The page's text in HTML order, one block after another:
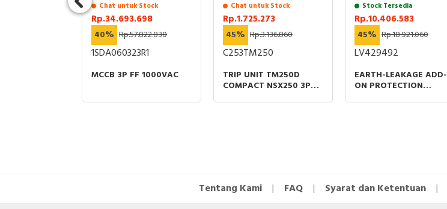
Chat untuk Stock
Rp.34.693.698
40% Rp.57.822.830
1SDA060323R1
MCCB 3P FF 1000VAC
Chat untuk Stock
Rp.1.725.273
45% Rp.3.136.860
C253TM250
TRIP UNIT TM250D
COMPACT NSX250 3P
Stock Tersedia
Rp.10.406.583
45% Rp.18.921.060
LV429492
EARTH-LEAKAGE ADD-
ON PROTECTION
Tentang Kami FAQ Syarat dan Ketentuan